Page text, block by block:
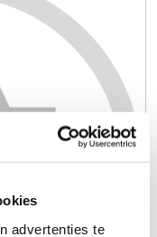
advertenties te